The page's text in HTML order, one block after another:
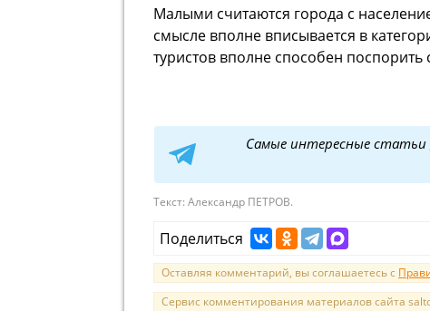
Малыми считаются города с
смысле вполне вписывается в
туристов вполне способен
Самые интересные статьи
Текст: Александр ПЕТРОВ.
Поделиться
Оставляя комментарий, вы соглашаетесь с
Сервис комментирования материалов сайта